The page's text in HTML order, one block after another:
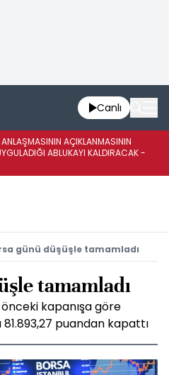
Canlı
AÇIKLANMASININ
ABLUKAYI KALDIRACAK -
günü düşüşle tamamladı
tamamladı
önceki kapanışa göre
81.893,27 puandan kapattı